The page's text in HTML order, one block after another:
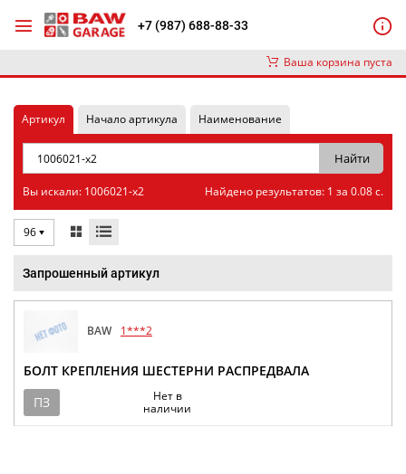
+7 (987) 688-88-33
Ваша корзина пуста
Артикул Начало артикула Наименование
Вы искали: 1006021-x2 Найдено результатов: 1 за 0.08 с.
96
Запрошенный артикул
BAW 1***2
БОЛТ КРЕПЛЕНИЯ ШЕСТЕРНИ РАСПРЕДВАЛА
ПЗ
Нет в
наличии